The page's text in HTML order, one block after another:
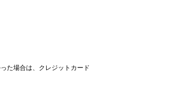
た場合は、クレジットカード